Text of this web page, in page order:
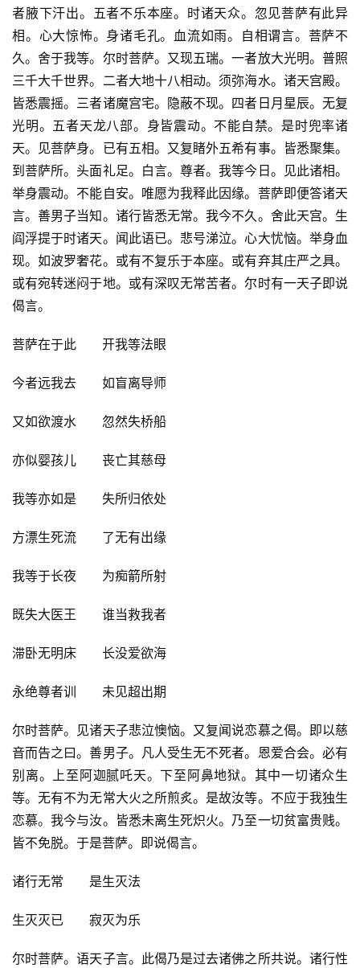
者腋下汗出。五者不乐本座。时诸天众。忽见菩萨有此异
相。心大惊怖。身诸毛孔。血流如雨。自相谓言。菩萨不
久。舍于我等。尔时菩萨。又现五瑞。一者放大光明。普照
三千大千世界。二者大地十八相动。须弥海水。诸天宫殿。
皆悉震摇。三者诸魔宫宅。隐蔽不现。四者日月星辰。无复
光明。五者天龙八部。身皆震动。不能自禁。是时兜率诸
天。见菩萨身。已有五相。又复睹外五希有事。皆悉聚集。
到菩萨所。头面礼足。白言。尊者。我等今日。见此诸相。
举身震动。不能自安。唯愿为我释此因缘。菩萨即便答诸天
言。善男子当知。诸行皆悉无常。我今不久。舍此天宫。生
阎浮提于时诸天。闻此语已。悲号涕泣。心大忧恼。举身血
现。如波罗奢花。或有不复乐于本座。或有弃其庄严之具。
或有宛转迷闷于地。或有深叹无常苦者。尔时有一天子即说
偈言。
菩萨在于此　　开我等法眼
今者远我去　　如盲离导师
又如欲渡水　　忽然失桥船
亦似婴孩儿　　丧亡其慈母
我等亦如是　　失所归依处
方漂生死流　　了无有出缘
我等于长夜　　为痴箭所射
既失大医王　　谁当救我者
滞卧无明床　　长没爱欲海
永绝尊者训　　未见超出期
尔时菩萨。见诸天子悲泣懊恼。又复闻说恋慕之偈。即以慈
音而告之曰。善男子。凡人受生无不死者。恩爱合会。必有
别离。上至阿迦腻吒天。下至阿鼻地狱。其中一切诸众生
等。无有不为无常大火之所煎炙。是故汝等。不应于我独生
恋慕。我今与汝。皆悉未离生死炽火。乃至一切贫富贵贱。
皆不免脱。于是菩萨。即说偈言。
诸行无常　　是生灭法
生灭灭已　　寂灭为乐
尔时菩萨。语天子言。此偈乃是过去诸佛之所共说。诸行性